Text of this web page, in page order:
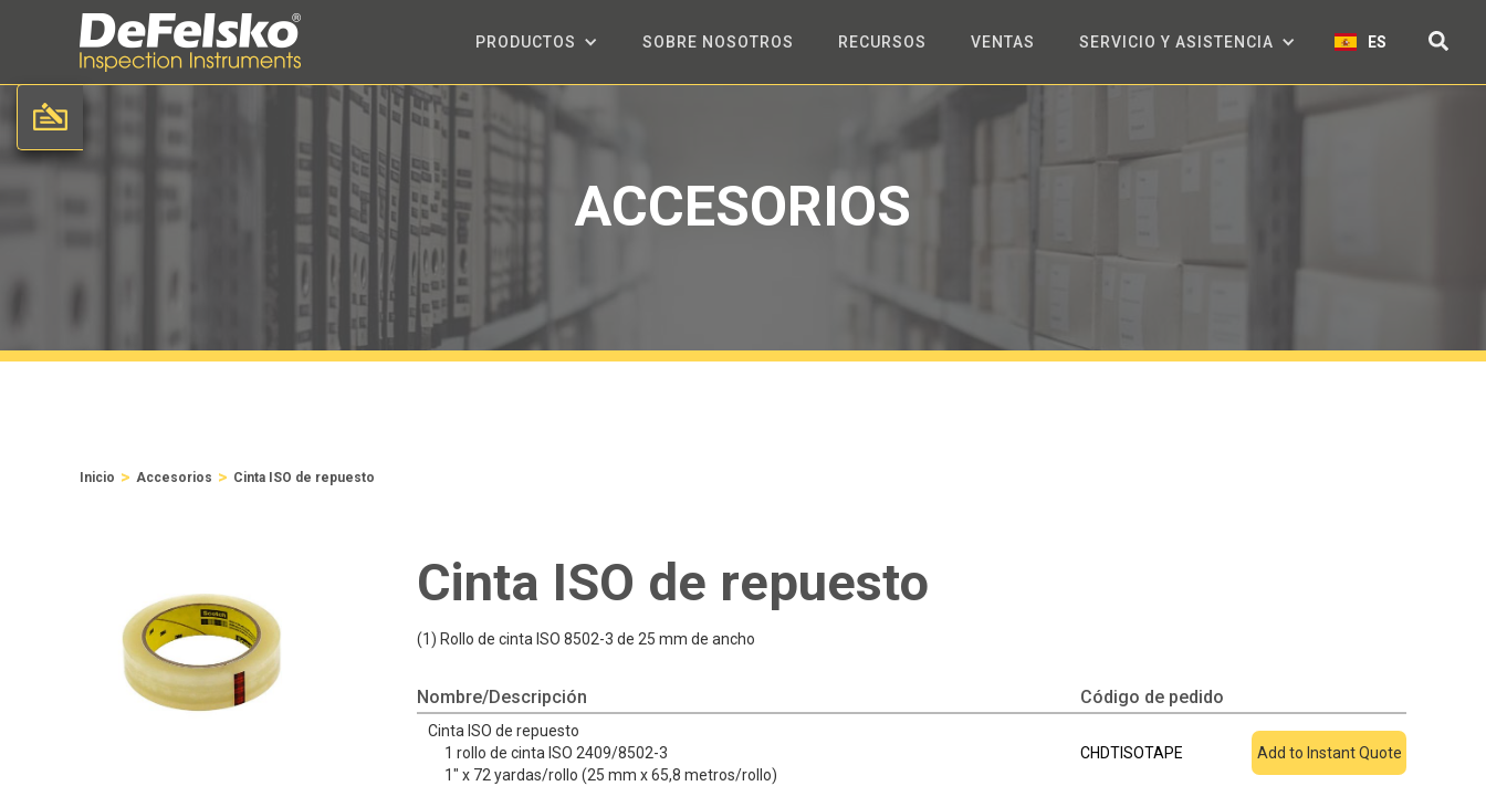
PRODUCTOS SOBRE NOSOTROS RECURSOS VENTAS SERVICIO Y ASISTENCIA ES
ACCESORIOS
Inicio > Accesorios > Cinta ISO de repuesto
Cinta ISO de repuesto
(1) Rollo de cinta ISO 8502-3 de 25 mm de ancho
Nombre/Descripción Código de pedido
Cinta ISO de repuesto
1 rollo de cinta ISO 2409/8502-3
1" x 72 yardas/rollo (25 mm x 65,8 metros/rollo)
CHDTISOTAPE Add to Instant Quote